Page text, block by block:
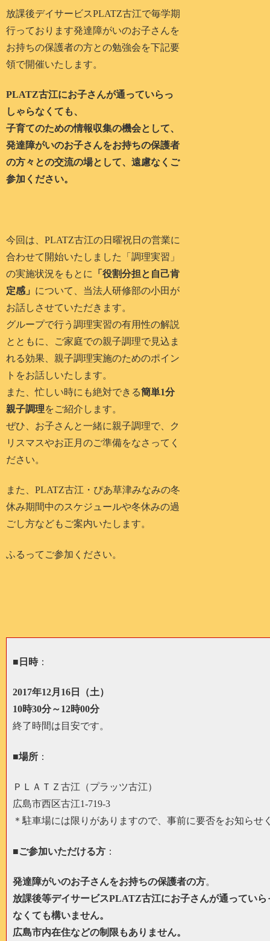
放課後デイサービスPLATZ古江で毎学期
行っております発達障がいのお子さんを
お持ちの保護者の方との勉強会を下記要
領で開催いたします。
PLATZ古江にお子さんが通っていらっ
しゃらなくても、
子育てのための情報収集の機会として、
発達障がいのお子さんをお持ちの保護者
の方々との交流の場として、遠慮なくご
参加ください。
今回は、PLATZ古江の日曜祝日の営業に
合わせて開始いたしました「調理実習」
の実施状況をもとに
「役割分担と自己肯
定感」 について、当法人研修部の小田が
お話しさせていただきます。
グループで行う調理実習の有用性の解説
とともに、ご家庭での親子調理で見込ま
れる効果、親子調理実施のためのポイン
トをお話しいたします。
また、忙しい時にも絶対できる簡単1分
親子調理をご紹介します。
ぜひ、お子さんと一緒に親子調理で、ク
リスマスやお正月のご準備をなさってく
ださい。
また、PLATZ古江・ぴあ草津みなみの冬
休み期間中のスケジュールや冬休みの過
ごし方などもご案内いたします。
ふるってご参加ください。
■ 日時：
2017年12月16日（土）
10時30分～12時00分
終了時間は目安です。
■場所 ：
ＰＬＡＴＺ古江（プラッツ古江）
広島市西区古江1-719-3
＊駐車場には限りがありますので、事前に要否をお知らせ
■ご参加いただける方 ：
発達障がいのお子さんをお持ちの保護者の方。
放課後等デイサービスPLATZ古江にお子さんが通っていら
なくても構いません。
広島市内在住などの制限もありません。